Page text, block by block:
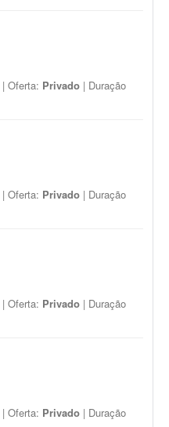
| Oferta: Privado | Duração
| Oferta: Privado | Duração
| Oferta: Privado | Duração
| Oferta: Privado | Duração